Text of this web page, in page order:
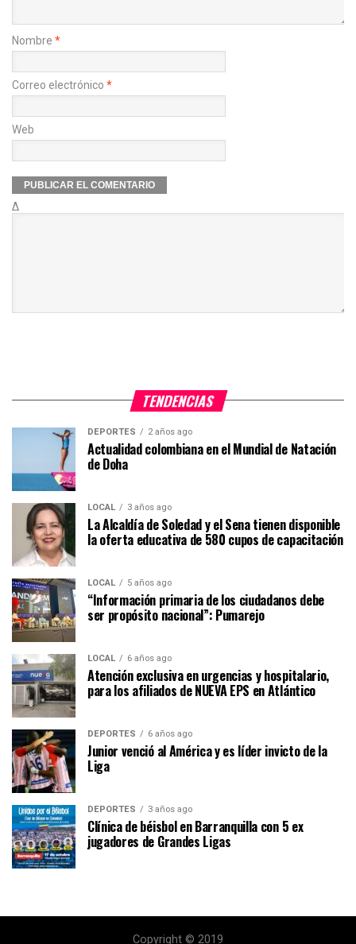
Nombre *
Correo electrónico *
Web
Δ
TENDENCIAS
DEPORTES 2 años ago
Actualidad colombiana en el Mundial de Natación
de Doha
LOCAL 3 años ago
La Alcaldía de Soledad y el Sena tienen disponible
la oferta educativa de 580 cupos de capacitación
LOCAL 5 años ago
“Información primaria de los ciudadanos debe
ser propósito nacional”: Pumarejo
LOCAL 6 años ago
Atención exclusiva en urgencias y hospitalario,
para los afiliados de NUEVA EPS en Atlántico
DEPORTES 6 años ago
Junior venció al América y es líder invicto de la
Liga
DEPORTES 3 años ago
Clínica de béisbol en Barranquilla con 5 ex
jugadores de Grandes Ligas
Copyright © 2019